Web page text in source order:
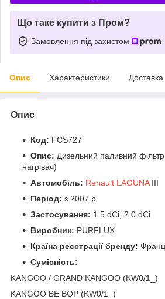
Що таке купити з Пром?
Замовлення під захистом
Опис Характеристики Доставка
Опис
Код: FCS727
Опис: Дизельний паливний
нагрівач)
Автомобіль: Renault LAGUNAIII
Період: з 2007 р.
Застосування: 1.5 dCi, 2.0 dCi
Виробник: PURFLUX
Країна реєстрації бренду:
Сумісність:
KANGOO / GRAND KANGOO (KW0/1_)
KANGOO BE BOP (KW0/1_)